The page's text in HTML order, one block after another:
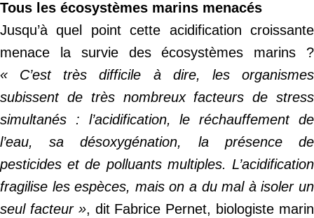
Tous les écosystèmes marins menacés
Jusqu’à quel point cette acidification croissante
menace la survie des écosystèmes marins ?
« C’est très difficile à dire, les organismes
subissent de très nombreux facteurs de stress
simultanés : l’acidification, le réchauffement de
l’eau, sa désoxygénation, la présence de
pesticides et de polluants multiples. L’acidification
fragilise les espèces, mais on a du mal à isoler un
seul facteur », dit Fabrice Pernet, biologiste marin